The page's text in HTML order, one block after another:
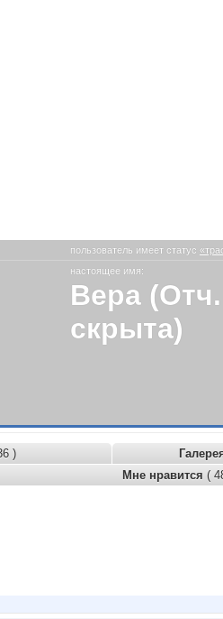
пользователь имеет статус
настоящее имя:
Вера
скрыта)
)
Мне нравится (